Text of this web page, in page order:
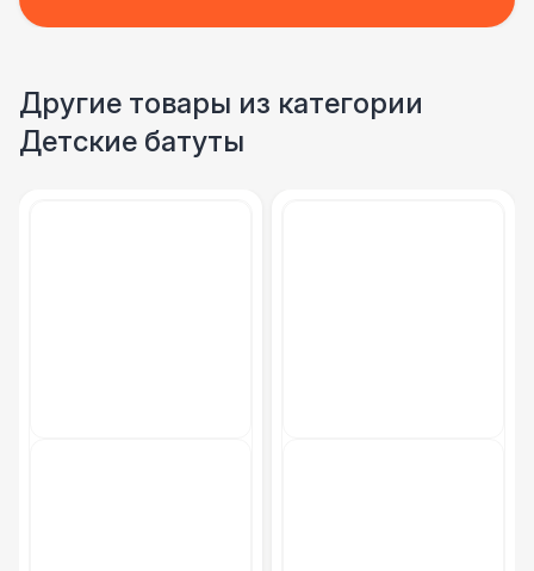
Другие товары из категории
Детские батуты